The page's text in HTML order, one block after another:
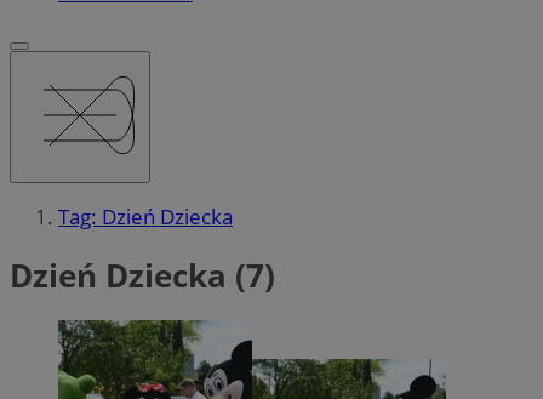
Tag: Dzień Dziecka
Dzień Dziecka (7)